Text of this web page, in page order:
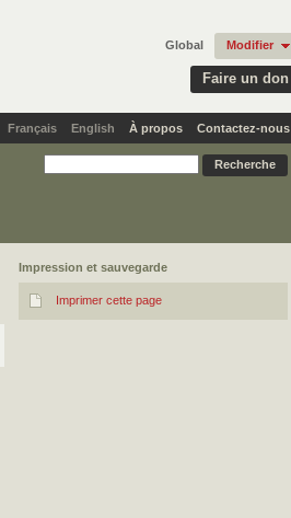
Faire un don
Global Modifier
Français English À propos Contactez-nous
Impression et sauvegarde
Imprimer cette page